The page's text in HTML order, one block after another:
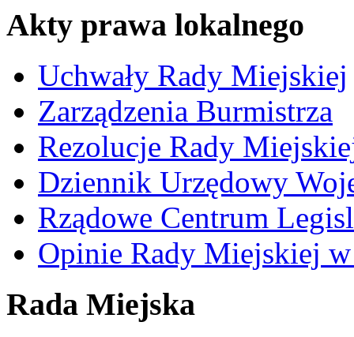
Akty prawa lokalnego
Uchwały Rady Miejskiej
Zarządzenia Burmistrza
Rezolucje Rady
Dziennik Urzędowy
Rządowe Centrum
Opinie Rady Miejskiej w
Rada Miejska